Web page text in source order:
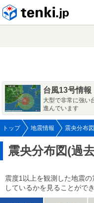
台風13号情報
大型で非常に強い
進んでいます
トップ 地震情報 震央分布図
震央分布図(過
震度1以上を観測した地震
しているかを見ることができ